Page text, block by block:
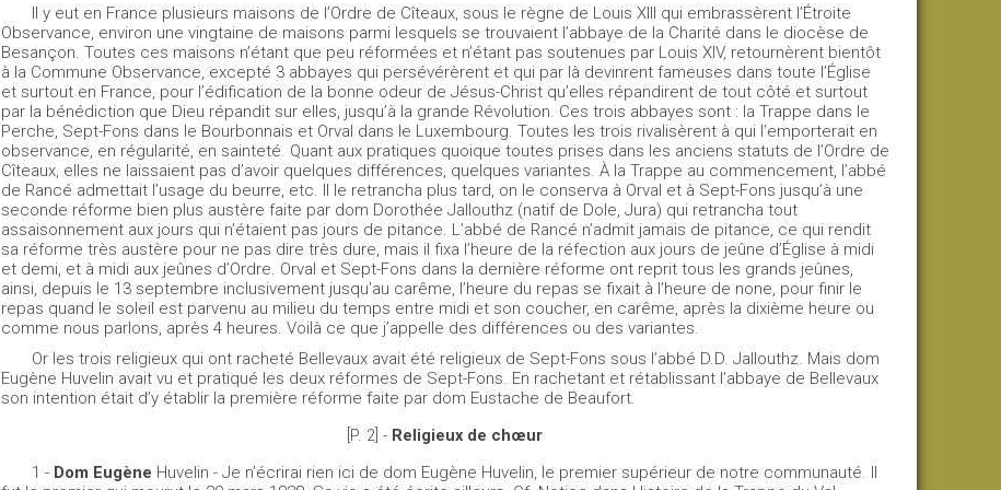
Il y eut en France plusieurs maisons de l’Ordre de Cîteaux, sous le règne de Louis XIII qui embrassèrent l’Étroite
Observance, environ une vingtaine de maisons parmi lesquels se trouvaient l’abbaye de la Charité dans le diocèse de
Besançon. Toutes ces maisons n’étant que peu réformées et n’étant pas soutenues par Louis XIV, retournèrent bientôt
à la Commune Observance, excepté 3 abbayes qui persévérèrent et qui par là devinrent fameuses dans toute l’Église
et surtout en France, pour l’édification de la bonne odeur de Jésus-Christ qu’elles répandirent de tout côté et surtout
par la bénédiction que Dieu répandit sur elles, jusqu’à la grande Révolution. Ces trois abbayes sont : la Trappe dans le
Perche, Sept-Fons dans le Bourbonnais et Orval dans le Luxembourg. Toutes les trois rivalisèrent à qui l’emporterait en
observance, en régularité, en sainteté. Quant aux pratiques quoique toutes prises dans les anciens statuts de l’Ordre de
Cîteaux, elles ne laissaient pas d’avoir quelques différences, quelques variantes. À la Trappe au commencement, l’abbé
de Rancé admettait l’usage du beurre, etc. Il le retrancha plus tard, on le conserva à Orval et à Sept-Fons jusqu’à une
seconde réforme bien plus austère faite par dom Dorothée Jallouthz (natif de Dole, Jura) qui retrancha tout
assaisonnement aux jours qui n’étaient pas jours de pitance. L’abbé de Rancé n’admit jamais de pitance, ce qui rendit
sa réforme très austère pour ne pas dire très dure, mais il fixa l’heure de la réfection aux jours de jeûne d’Église à midi
et demi, et à midi aux jeûnes d’Ordre. Orval et Sept-Fons dans la dernière réforme ont reprit tous les grands jeûnes,
ainsi, depuis le 13 septembre inclusivement jusqu’au carême, l’heure du repas se fixait à l’heure de none, pour finir le
repas quand le soleil est parvenu au milieu du temps entre midi et son coucher, en carême, après la dixième heure ou
comme nous parlons, après 4 heures. Voilà ce que j’appelle des différences ou des variantes.
Or les trois religieux qui ont racheté Bellevaux avait été religieux de Sept-Fons sous l’abbé D.D. Jallouthz. Mais dom
Eugène Huvelin avait vu et pratiqué les deux réformes de Sept-Fons. En rachetant et rétablissant l’abbaye de Bellevaux
son intention était d’y établir la première réforme faite par dom Eustache de Beaufort.
[P. 2] - Religieux de chœur
1 - Dom Eugène Huvelin - Je n’écrirai rien ici de dom Eugène Huvelin, le premier supérieur de notre communauté. Il